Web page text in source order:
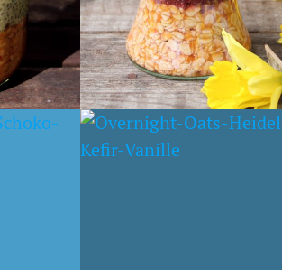
18. OKTOBER 2015
OATS MIT LUCUMA-